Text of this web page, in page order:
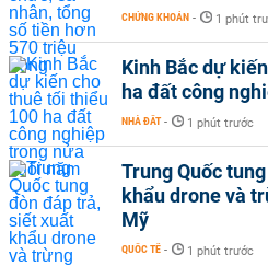
CHỨNG KHOÁN - 1 phút
Kinh Bắc dự
ha đất công
NHÀ ĐẤT - 1 phút trước
Trung Quốc
khẩu drone và
Mỹ
QUỐC TẾ - 1 phút trước